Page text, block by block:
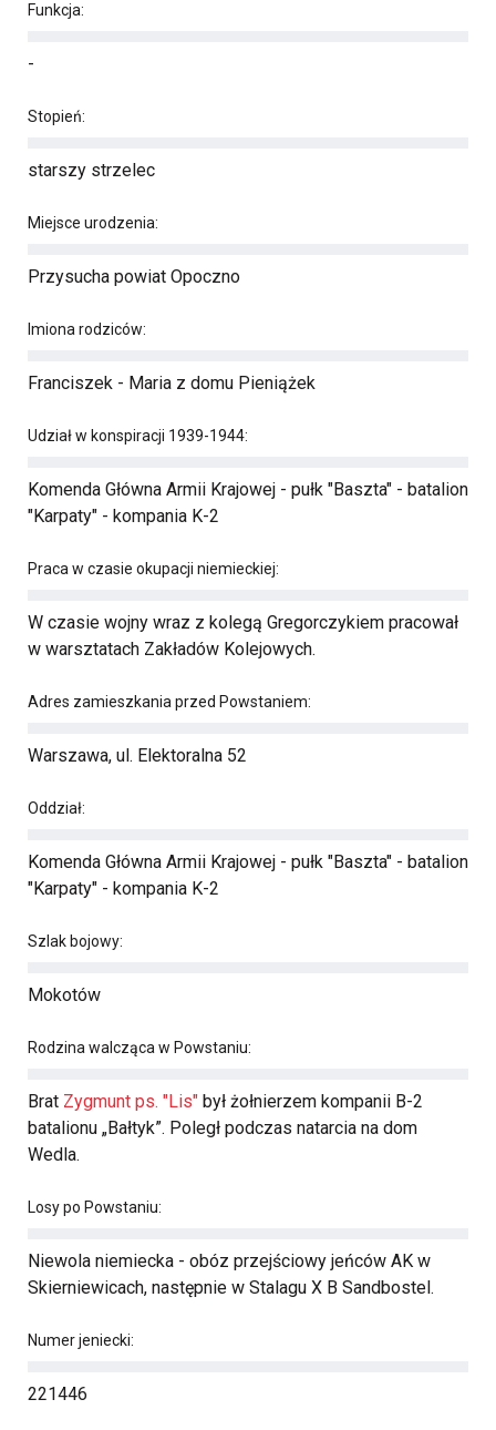
Funkcja:
-
Stopień:
starszy strzelec
Miejsce urodzenia:
Przysucha powiat Opoczno
Imiona rodziców:
Franciszek - Maria z domu Pieniążek
Udział w konspiracji 1939-1944:
Komenda Główna Armii Krajowej - pułk "Baszta" - batalion
"Karpaty" - kompania K-2
Praca w czasie okupacji niemieckiej:
W czasie wojny wraz z kolegą Gregorczykiem pracował
w warsztatach Zakładów Kolejowych.
Adres zamieszkania przed Powstaniem:
Warszawa, ul. Elektoralna 52
Oddział:
Komenda Główna Armii Krajowej - pułk "Baszta" - batalion
"Karpaty" - kompania K-2
Szlak bojowy:
Mokotów
Rodzina walcząca w Powstaniu:
Brat Zygmunt ps. "Lis" był żołnierzem kompanii B-2
batalionu „Bałtyk”. Poległ podczas natarcia na dom
Wedla.
Losy po Powstaniu:
Niewola niemiecka - obóz przejściowy jeńców AK w
Skierniewicach, następnie w Stalagu X B Sandbostel.
Numer jeniecki:
221446